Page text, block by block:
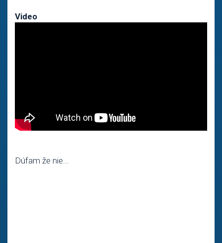
Video
Dúfam že nie...